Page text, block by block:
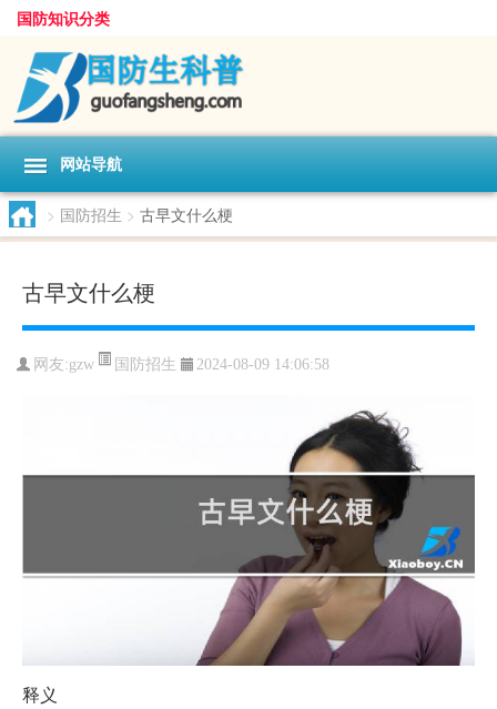
国防知识分类
网站导航
> 国防招生 > 古早文什么梗
古早文什么梗
网友:gzw 国防招生 2024-08-09 14:06:58
释义